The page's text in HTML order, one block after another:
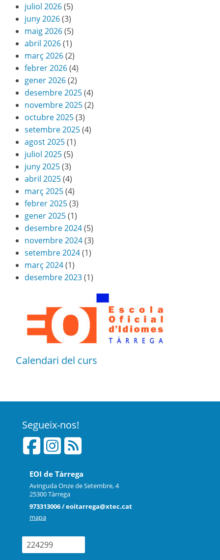
juliol 2026(5)
juny 2026(3)
maig 2026(5)
abril 2026(1)
març 2026(2)
febrer 2026(4)
gener 2026(2)
desembre 2025(4)
novembre 2025(2)
octubre 2025(3)
setembre 2025(4)
agost 2025(1)
juliol 2025(5)
juny 2025(3)
abril 2025(4)
març 2025(4)
febrer 2025(3)
gener 2025(1)
desembre 2024(5)
novembre 2024(3)
setembre 2024(1)
març 2024(1)
desembre 2023(1)
Calendari del curs
Segueix-nos!
EOI de Tàrrega
Avinguda Onze de Setembre, 4
25300 Tàrrega
973313006 / eoitarrega@xtec.cat
mapa
224299